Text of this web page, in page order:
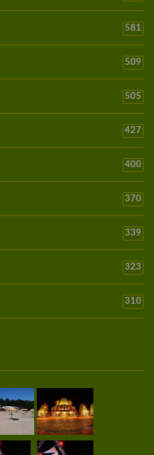
581
509
505
427
400
370
339
323
310